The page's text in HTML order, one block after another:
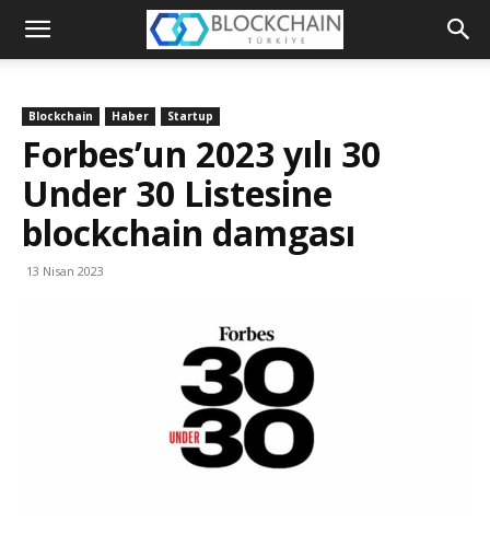
Blockchain
Blockchain Haber Startup
Forbes’un 2023 yılı 30
Under 30 Listesine
blockchain damgası
13 Nisan 2023